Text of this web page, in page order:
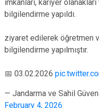
imkânları, kariyer
bilgilendirme yapıldı.
ziyaret edilerek öğretmen
bilgilendirme yapılmıştır.
📅 03.02.2026
— Jandarma ve Sahil
February 4, 2026